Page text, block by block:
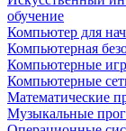
обучение
Компьютер для
Компьютерная
Компьютерные
Компьютерные
Математические
Музыкальные